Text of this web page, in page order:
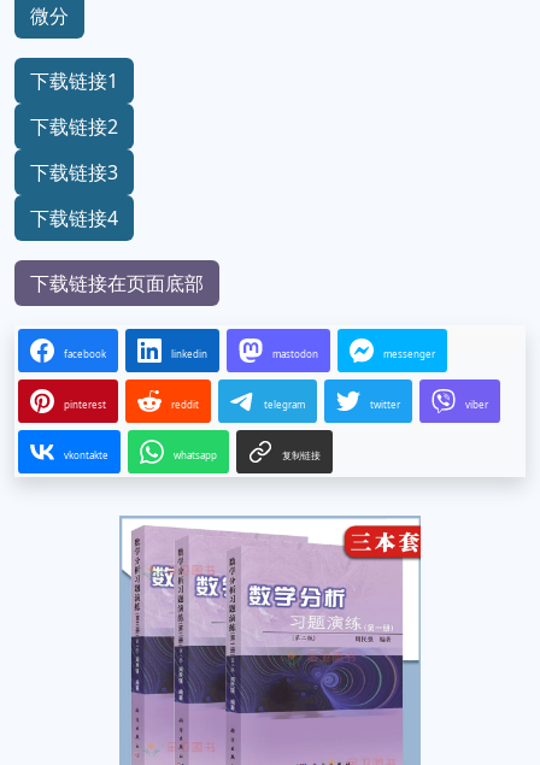
微分
下载链接1
下载链接2
下载链接3
下载链接4
下载链接在页面底部
facebook linkedin mastodon messenger
pinterest reddit telegram twitter viber
vkontakte whatsapp 复制链接